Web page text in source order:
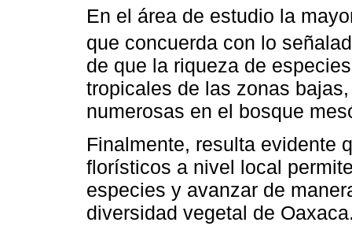
En el área de estudio la
que concuerda con lo
de que la riqueza de
tropicales de las zonas
numerosas en el bosque
Finalmente, resulta evidente
florísticos a nivel local
especies y avanzar de
diversidad vegetal de